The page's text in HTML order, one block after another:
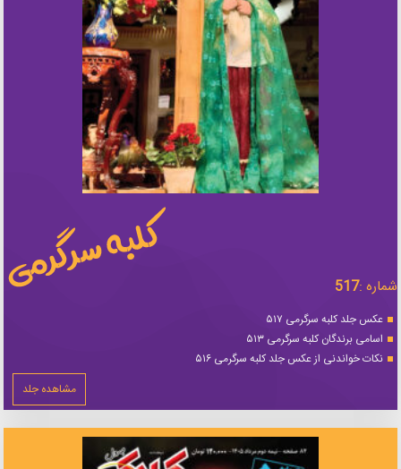
شماره :517
عکس جلد کلبه سرگرمی ۵۱۷
اسامی برندگان کلبه سرگرمی ۵۱۳
نکات خواندنی از عکس جلد کلبه سرگرمی ۵۱۶
مشاهده جلد